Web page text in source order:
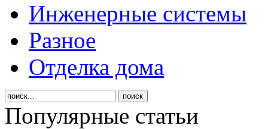
Инженерные системы
Разное
Отделка дома
Популярные статьи